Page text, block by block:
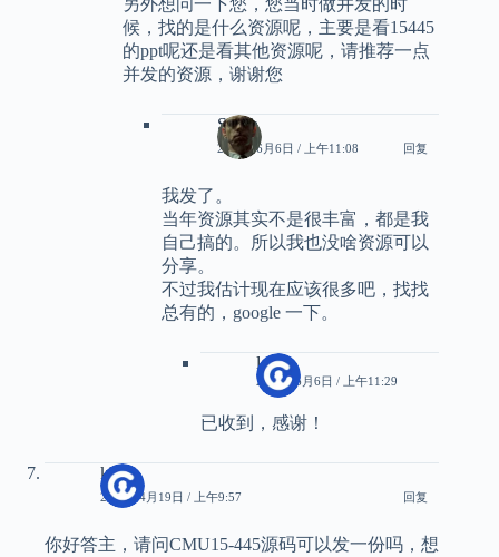
另外想问一下您，您当时做并发的时
候，找的是什么资源呢，主要是看15445
的ppt呢还是看其他资源呢，请推荐一点
并发的资源，谢谢您
Smith
2024年6月6日 / 上午11:08 回复
我发了。
当年资源其实不是很丰富，都是我
自己搞的。所以我也没啥资源可以
分享。
不过我估计现在应该很多吧，找找
总有的，google 一下。
loser
2024年6月6日 / 上午11:29
已收到，感谢！
kk
2024年4月19日 / 上午9:57 回复
你好答主，请问CMU15-445源码可以发一份吗，想